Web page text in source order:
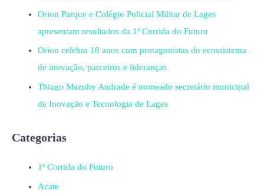
Orion Parque e Colégio Policial Militar de Lages
apresentam resultados da 1ª Corrida do Futuro
Orion celebra 10 anos com protagonistas do ecossistema
de inovação, parceiros e lideranças
Thiago Mazuhy Andrade é nomeado secretário municipal
de Inovação e Tecnologia de Lages
Categorias
1ª Corrida do Futuro
Acate